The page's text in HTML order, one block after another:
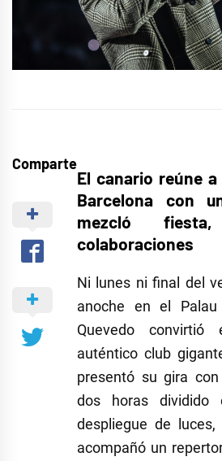
Comparte
El canario reúne
Barcelona con
mezcló
colaboraciones
Ni lunes ni final del
anoche en el
Quevedo
auténtico club
presentó su gira
dos horas
despliegue de
acompañó un